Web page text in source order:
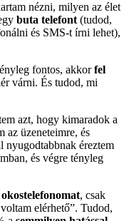
nézni, milyen az élet
buta telefont (tudod,
és SMS-t írni lehet),
fontos, akkorfel
várni. És tudod, mi
azt, hogy kimaradok a
az üzeneteimre, és
nyugodtabbnak éreztem
és végre tényleg
, csak
elérhető”. Tudod,